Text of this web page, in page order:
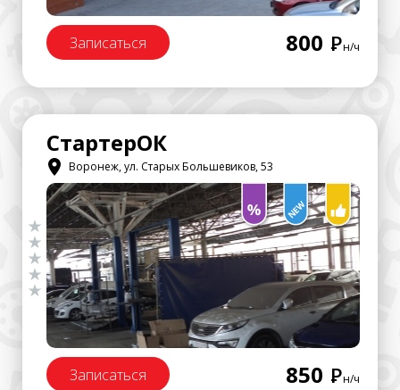
Записаться 800 Рн/ч
СтартерОК
Воронеж, ул. Старых Большевиков, 53
Записаться 850 Рн/ч